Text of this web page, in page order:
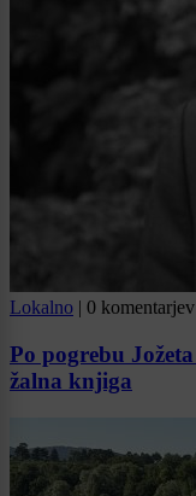
Lokalno | 0 komentarjev
Po pogrebu
žalna knjiga